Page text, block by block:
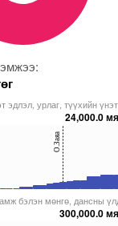
эдлэл, урлаг, түүхийн
24,000.0
О.Заяа
бэлэн мөнгө, дансны
300,000.0